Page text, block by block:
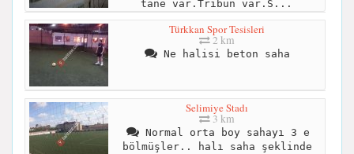
tane var.Tribün var.S...
Türkkan Spor Tesisleri
2 km
Ne halisi beton saha
Selimiye Stadı
3 km
Normal orta boy sahayı 3 e
bölmüşler.. halı saha şeklinde